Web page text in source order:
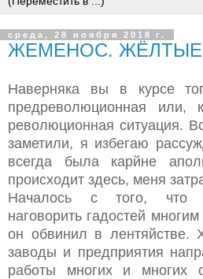
среда, 28 ноября 2018 г.
ЖЕМЕНОС.
Наверняка вы в курсе
предреволюционная или,
революционная ситуация.
заметили, я избегаю
всегда была карйне
происходит здесь, меня
Началось с того, что
наговорить гадостей
он обвинил в лентяйстве.
заводы и предприятия
работы многих и многих